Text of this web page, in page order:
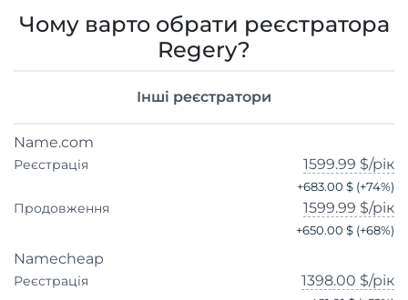
Чому варто обрати реєстратора
Regery?
Інші реєстратори
Name.com
Реєстрація 1599.99 $/рік
+683.00 $ (+74%)
Продовження 1599.99 $/рік
+650.00 $ (+68%)
Namecheap
Реєстрація 1398.00 $/рік